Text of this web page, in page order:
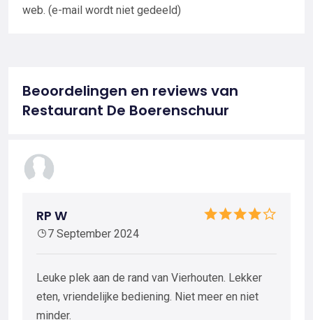
web. (e-mail wordt niet gedeeld)
Beoordelingen en reviews van
Restaurant De Boerenschuur
RP W
7 September 2024
Leuke plek aan de rand van Vierhouten. Lekker
eten, vriendelijke bediening. Niet meer en niet
minder.